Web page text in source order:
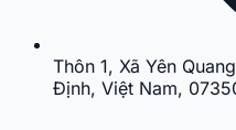
Thôn 1, Xã Yên
Định, Việt Nam,